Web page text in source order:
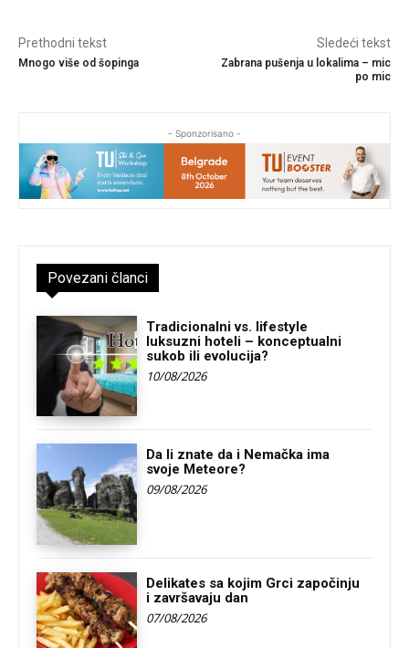
Prethodni tekst
Mnogo više od šopinga
Sledeći tekst
Zabrana pušenja u lokalima – mic
po mic
- Sponzorisano -
Povezani članci
Tradicionalni vs. lifestyle
luksuzni hoteli – konceptualni
sukob ili evolucija?
10/08/2026
Da li znate da i Nemačka ima
svoje Meteore?
09/08/2026
Delikates sa kojim Grci započinju
i završavaju dan
07/08/2026